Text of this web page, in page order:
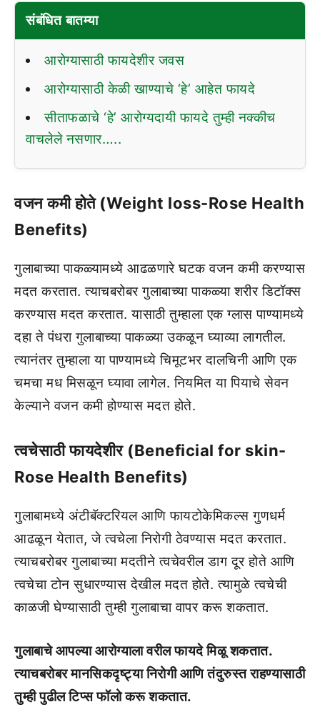
संबंधित बातम्या
आरोग्यासाठी फायदेशीर जवस
आरोग्यासाठी केळी खाण्याचे ‘हे’ आहेत फायदे
सीताफळाचे ‘हे’ आरोग्यदायी फायदे तुम्ही नक्कीच
वाचलेले नसणार…..
वजन कमी होते (Weight loss-Rose Health
Benefits)
गुलाबाच्या पाकळ्यामध्ये आढळणारे घटक वजन कमी करण्यास
मदत करतात. त्याचबरोबर गुलाबाच्या पाकळ्या शरीर डिटॉक्स
करण्यास मदत करतात. यासाठी तुम्हाला एक ग्लास पाण्यामध्ये
दहा ते पंधरा गुलाबाच्या पाकळ्या उकळून घ्याव्या लागतील.
त्यानंतर तुम्हाला या पाण्यामध्ये चिमूटभर दालचिनी आणि एक
चमचा मध मिसळून घ्यावा लागेल. नियमित या पियाचे सेवन
केल्याने वजन कमी होण्यास मदत होते.
त्वचेसाठी फायदेशीर (Beneficial for skin-
Rose Health Benefits)
गुलाबामध्ये अंटीबॅक्टरियल आणि फायटोकेमिकल्स गुणधर्म
आढळून येतात, जे त्वचेला निरोगी ठेवण्यास मदत करतात.
त्याचबरोबर गुलाबाच्या मदतीने त्वचेवरील डाग दूर होते आणि
त्वचेचा टोन सुधारण्यास देखील मदत होते. त्यामुळे त्वचेची
काळजी घेण्यासाठी तुम्ही गुलाबाचा वापर करू शकतात.
गुलाबाचे आपल्या आरोग्याला वरील फायदे मिळू शकतात.
त्याचबरोबर मानसिकदृष्ट्या निरोगी आणि तंदुरुस्त राहण्यासाठी
तुम्ही पुढील टिप्स फॉलो करू शकतात.